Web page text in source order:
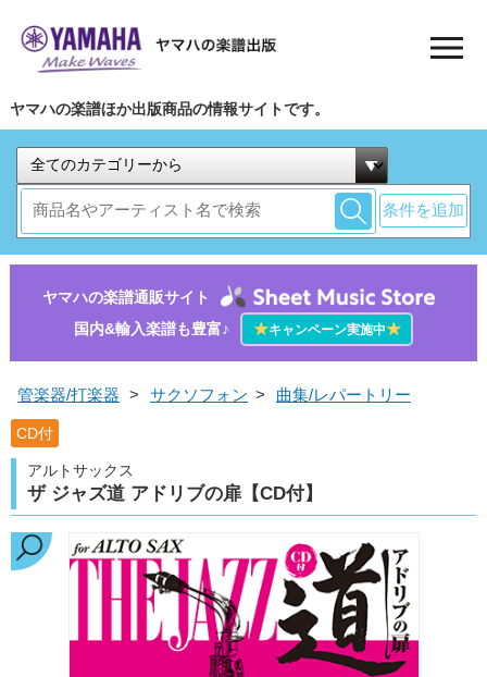
ヤマハの楽譜ほか出版商品の情報サイトです。
条件を追加
ヤマハの楽譜通販サイト
国内&輸入楽譜も豊富♪
★キャンペーン実施中★
管楽器/打楽器 > サクソフォン > 曲集/レパートリー
CD付
アルトサックス
ザ ジャズ道 アドリブの扉【CD付】